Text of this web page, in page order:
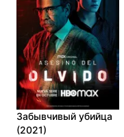
Забывчивый убийца
(2021)